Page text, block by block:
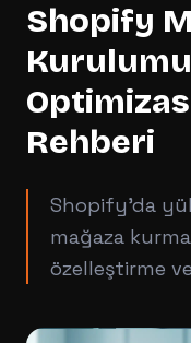
Shopify
Rehberi
Shopify'da
mağaza
özelleştirme